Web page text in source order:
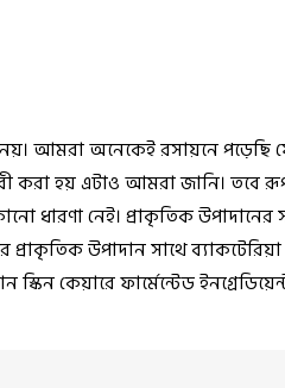
আমরা অনেকেই রসায়নে পড়েছি যে
করা হয় এটাও আমরা জানি। তবে
ধারণা নেই। প্রাকৃতিক উপাদানের
প্রাকৃতিক উপাদান সাথে
কেয়ারে ফার্মেন্টেড